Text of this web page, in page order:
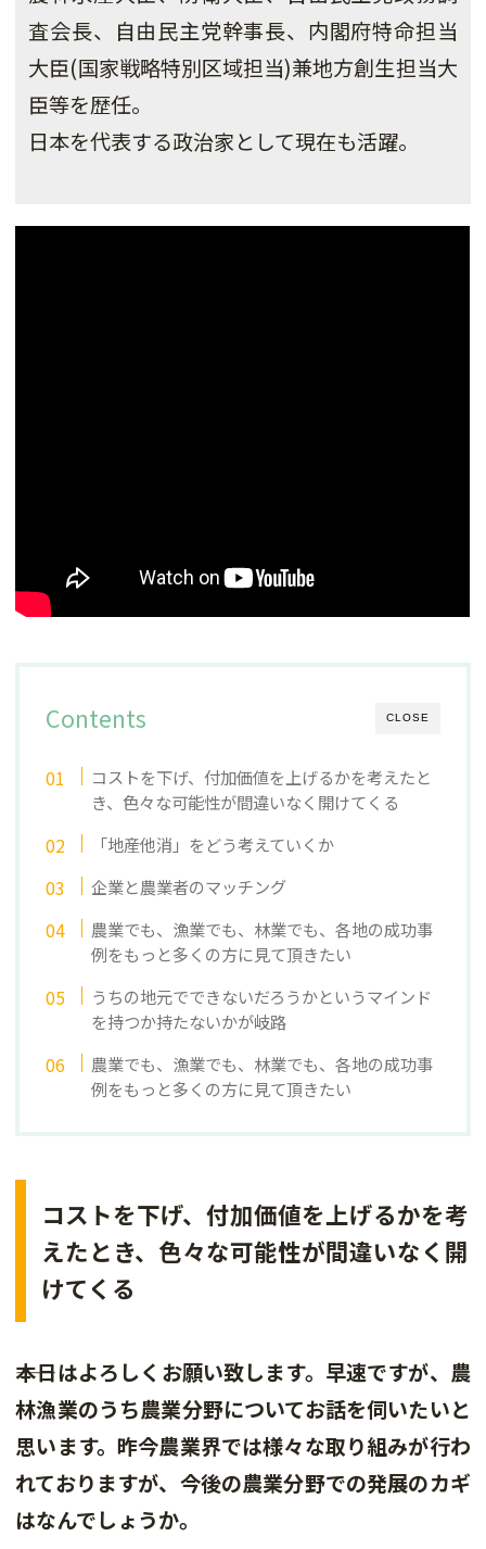
査会長、自由民主党幹事長、内閣府特命担当
大臣(国家戦略特別区域担当)兼地方創生担当大
臣等を歴任。
日本を代表する政治家として現在も活躍。
CLOSE
Contents
コストを下げ、付加価値を上げるかを考えたと
き、色々な可能性が間違いなく開けてくる
「地産他消」をどう考えていくか
企業と農業者のマッチング
農業でも、漁業でも、林業でも、各地の成功事
例をもっと多くの方に見て頂きたい
うちの地元でできないだろうかというマインド
を持つか持たないかが岐路
農業でも、漁業でも、林業でも、各地の成功事
例をもっと多くの方に見て頂きたい
コストを下げ、付加価値を上げるかを考
えたとき、色々な可能性が間違いなく開
けてくる
――本日はよろしくお願い致します。早速ですが、農
林漁業のうち農業分野についてお話を伺いたいと
思います。昨今農業界では様々な取り組みが行わ
れておりますが、今後の農業分野での発展のカギ
はなんでしょうか。